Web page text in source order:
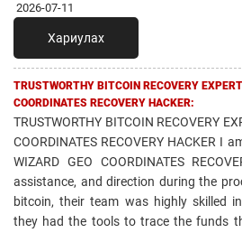
2026-07-11
Хариулах
TRUSTWORTHY BITCOIN RECOVERY
COORDINATES RECOVERY HACKER:
TRUSTWORTHY BITCOIN RECOVERY
COORDINATES RECOVERY HACKER I
WIZARD GEO COORDINATES
assistance, and direction during the
bitcoin, their team was highly skilled
they had the tools to trace the funds